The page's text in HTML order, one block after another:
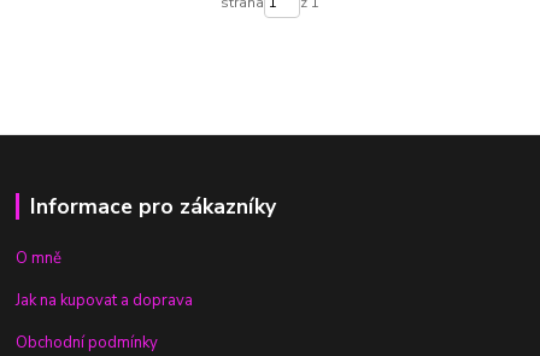
Informace pro zákazníky
O mně
Jak na kupovat a doprava
Obchodní podmínky